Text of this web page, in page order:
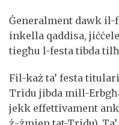
Ġeneralment dawk il-
inkella qaddisa,
tiegħu l-festa tibda
Fil-każ ta’ festa
Tridu jibda mill-
jekk effettivament